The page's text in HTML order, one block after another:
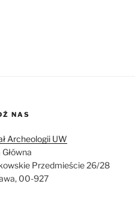
NAS
Archeologii UW
Główna
Przedmieście 26/28
00-927